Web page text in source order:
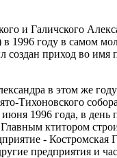
и Галичского
1996 году в самом
создан приход во имя
в этом же году
Тихоновского
июня 1996 года, в день
ктитором
-
предприятия и